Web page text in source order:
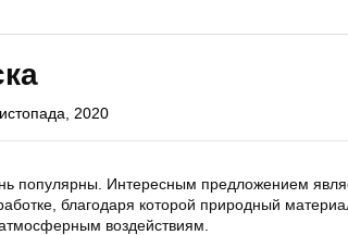
2020
популярны. Интересным предложением
благодаря которой природный
воздействиям.